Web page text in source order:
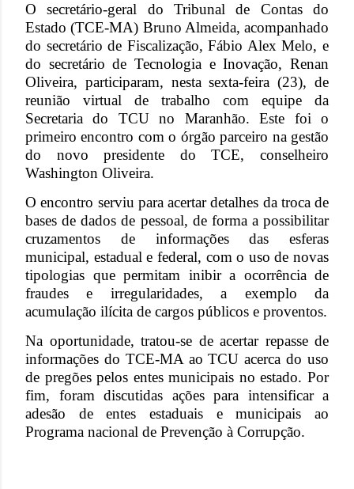
O secretário-geral do Tribunal de Contas do
Estado (TCE-MA) Bruno Almeida, acompanhado
do secretário de Fiscalização, Fábio Alex Melo, e
do secretário de Tecnologia e Inovação, Renan
Oliveira, participaram, nesta sexta-feira (23), de
reunião virtual de trabalho com equipe da
Secretaria do TCU no Maranhão. Este foi o
primeiro encontro com o órgão parceiro na gestão
do novo presidente do TCE, conselheiro
Washington Oliveira.
O encontro serviu para acertar detalhes da troca de
bases de dados de pessoal, de forma a possibilitar
cruzamentos de informações das esferas
municipal, estadual e federal, com o uso de novas
tipologias que permitam inibir a ocorrência de
fraudes e irregularidades, a exemplo da
acumulação ilícita de cargos públicos e proventos.
Na oportunidade, tratou-se de acertar repasse de
informações do TCE-MA ao TCU acerca do uso
de pregões pelos entes municipais no estado. Por
fim, foram discutidas ações para intensificar a
adesão de entes estaduais e municipais ao
Programa nacional de Prevenção à Corrupção.